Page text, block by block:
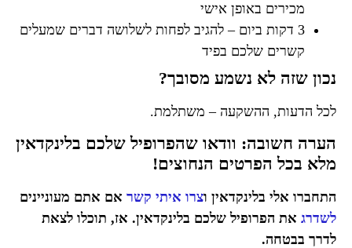
מכירים באופן אישי
3 דקות ביום – להגיב לפחות לשלושה דברים שמעלים
קשרים שלכם בפיד
נכון שזה לא נשמע מסובך?
לכל הדעות, ההשקעה – משתלמת.
הערה חשובה: וודאו שהפרופיל שלכם בלינקדאין
מלא בכל הפרטים הנחוצים!
התחברו אלי בלינקדאין וצרו איתי קשר אם אתם מעוניינים
לשדרג את הפרופיל שלכם בלינקדאין. אז, תוכלו לצאת
לדרך בבטחה.